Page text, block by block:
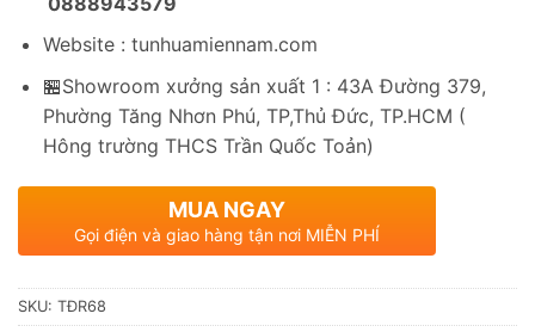
Website : tunhuamiennam.com
🏪Showroom xưởng sản xuất 1 : 43A Đường 379,
Phường Tăng Nhơn Phú, TP,Thủ Đức, TP.HCM (
Hông trường THCS Trần Quốc Toản)
MUA NGAY
Gọi điện và giao hàng tận nơi MIỄN PHÍ
SKU: TĐR68